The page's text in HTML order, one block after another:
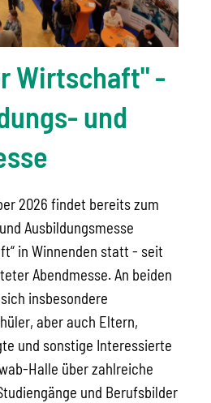
Wirtschaft" -
und
2026 findet bereits zum
Ausbildungsmesse
in Winnenden statt - seit
Abendmesse. An beiden
insbesondere
aber auch Eltern,
und sonstige Interessierte
Halle über zahlreiche
und Berufsbilder